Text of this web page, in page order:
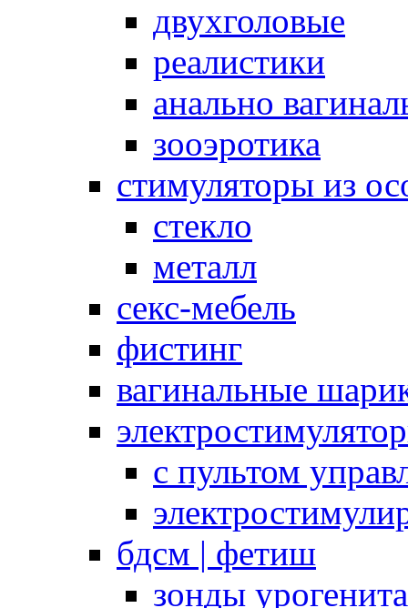
двухголовые
реалистики
анально
зооэротика
стимуляторы из
стекло
металл
секс-мебель
фистинг
вагинальные
с пультом
бдсм | фетиш
зонды